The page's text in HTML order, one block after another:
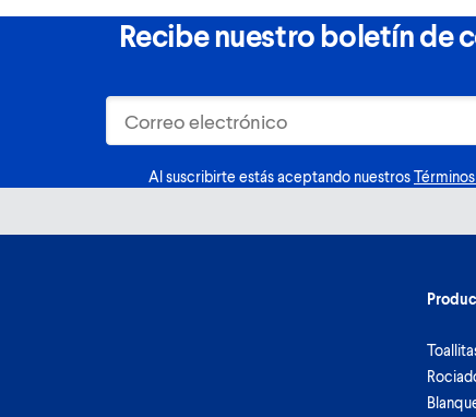
Recibe nuestro boletín de
Al suscribirte estás aceptando nuestros